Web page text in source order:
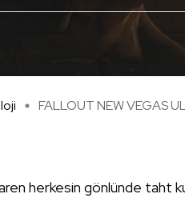
FALLOUT NEW VEGAS
herkesin gönlünde